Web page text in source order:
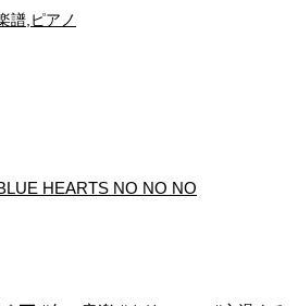
譜,ピアノ
HEARTS NO NO NO